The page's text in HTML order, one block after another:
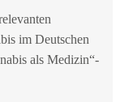
im Deutschen
als Medizin“-